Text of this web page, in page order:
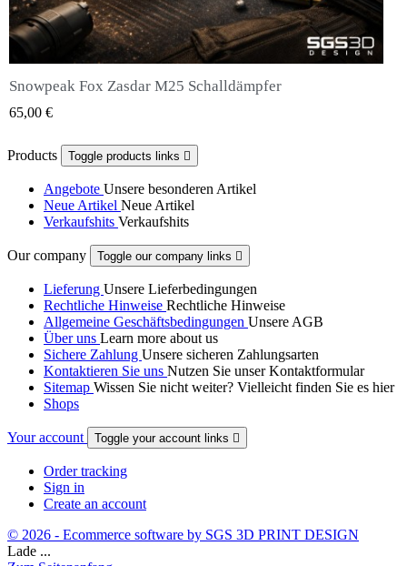
QUICK VIEW
Snowpeak Fox Zasdar M25 Schalldämpfer
65,00 €
Products Toggle products links 
Angebote Unsere besonderen Artikel
Neue Artikel Neue Artikel
Verkaufshits Verkaufshits
Our company Toggle our company links 
Lieferung Unsere Lieferbedingungen
Rechtliche Hinweise Rechtliche Hinweise
Allgemeine Geschäftsbedingungen Unsere AGB
Über uns Learn more about us
Sichere Zahlung Unsere sicheren Zahlungsarten
Kontaktieren Sie uns Nutzen Sie unser Kontaktformular
Sitemap Wissen Sie nicht weiter? Vielleicht finden Sie es hier
Shops
Your account Toggle your account links 
Order tracking
Sign in
Create an account
© 2026 - Ecommerce software by SGS 3D PRINT DESIGN
Lade ...